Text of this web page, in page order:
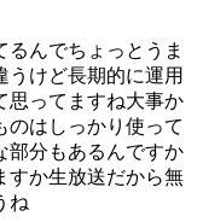
るんでちょっとうま
うけど長期的に運用
思ってますね大事か
のはしっかり使って
部分もあるんですか
すか生放送だから無
ね